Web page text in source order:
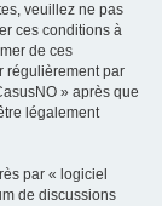
veuillez ne pas
ces conditions à
de ces
régulièrement par
» après que
légalement
par « logiciel
de discussions